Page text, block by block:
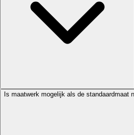
Is maatwerk mogelijk als de standaardmaat